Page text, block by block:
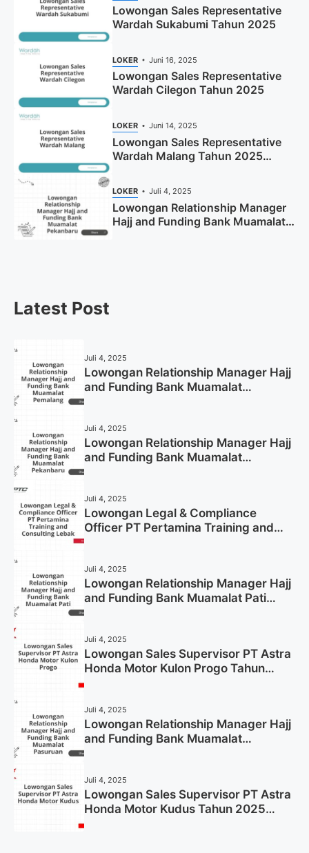
Lowongan Sales Representative
Wardah Sukabumi Tahun 2025
LOKER Juni 16, 2025
Lowongan Sales Representative
Wardah Cilegon Tahun 2025
LOKER Juni 14, 2025
Lowongan Sales Representative
Wardah Malang Tahun 2025
LOKER Juli 4, 2025
Lowongan Relationship Manager
Hajj and Funding Bank Muamalat
Latest Post
Juli 4, 2025
Lowongan Relationship Manager Hajj
and Funding Bank Muamalat
Juli 4, 2025
Lowongan Relationship Manager Hajj
and Funding Bank Muamalat
Juli 4, 2025
Lowongan Legal & Compliance
Officer PT Pertamina Training and
Juli 4, 2025
Lowongan Relationship Manager Hajj
and Funding Bank Muamalat Pati
Juli 4, 2025
Lowongan Sales Supervisor PT Astra
Honda Motor Kulon Progo Tahun
Juli 4, 2025
Lowongan Relationship Manager Hajj
and Funding Bank Muamalat
Juli 4, 2025
Lowongan Sales Supervisor PT Astra
Honda Motor Kudus Tahun 2025